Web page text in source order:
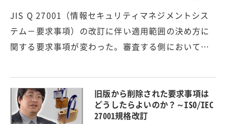
JIS Q 27001（情報セキュリティマネジメントシス
テム－要求事項）の改訂に伴い適用範囲の決め方に
関する要求事項が変わった。審査する側において…
旧版から削除された要求事項は
どうしたらよいのか？～ISO/IEC
27001規格改訂